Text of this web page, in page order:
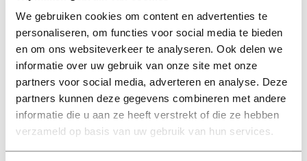
We gebruiken cookies om content en advertenties te
personaliseren, om functies voor social media te bieden
en om ons websiteverkeer te analyseren. Ook delen we
informatie over uw gebruik van onze site met onze
partners voor social media, adverteren en analyse. Deze
partners kunnen deze gegevens combineren met andere
informatie die u aan ze heeft verstrekt of die ze hebben
verzameld op basis van uw gebruik van hun services.
Gejaagde wetenschappers
gebruikten proefpersonen die
van niks wisten
27 september 2016
Nieuws
Tilburgse wetenschapper in de
race voor Wetenschapstalent
2015